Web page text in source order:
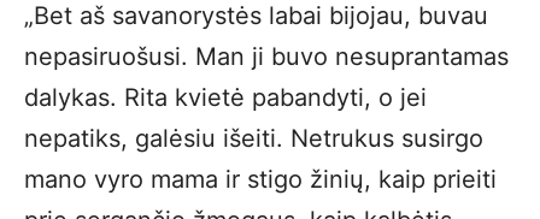
„Bet aš savanorystės labai bijojau, buvau
nepasiruošusi. Man ji buvo nesuprantamas
dalykas. Rita kvietė pabandyti, o jei
nepatiks, galėsiu išeiti. Netrukus susirgo
mano vyro mama ir stigo žinių, kaip prieiti